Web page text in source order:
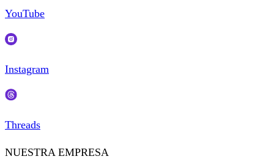
YouTube
Instagram
Threads
NUESTRA EMPRESA